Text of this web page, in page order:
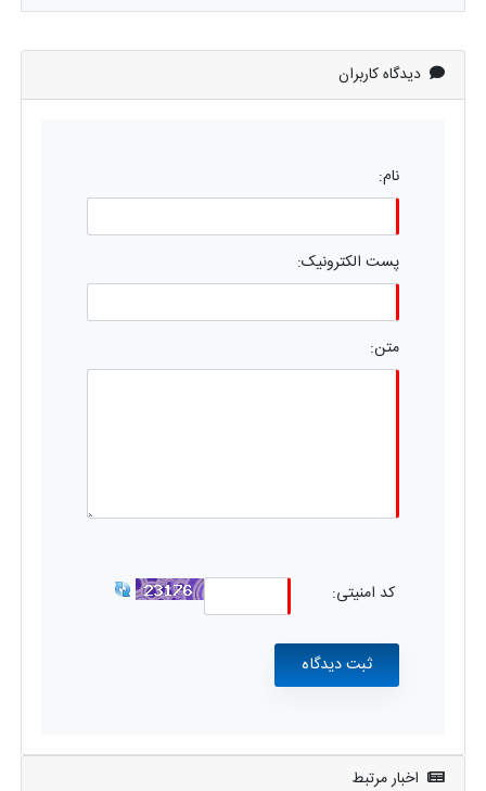
دیدگاه کاربران
نام:
پست الکترونیک:
متن:
کد امنیتی:
اخبار مرتبط